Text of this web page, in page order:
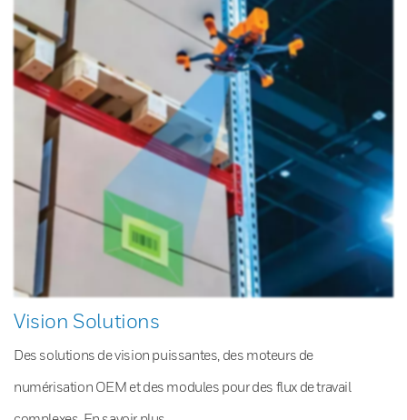
Vision Solutions
Des solutions de vision puissantes, des moteurs de
numérisation OEM et des modules pour des flux de travail